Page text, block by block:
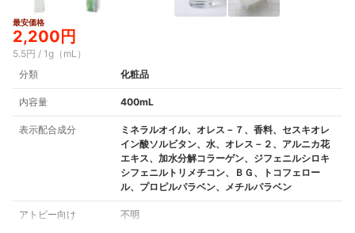
最安価格
2,200円
5.5円 / 1g（mL）
分類
化粧品
内容量 400mL
表示配合成分
ミネラルオイル、オレス－７、香料、セスキオレ
イン酸ソルビタン、水、オレス－２、アルニカ花
エキス、加水分解コラーゲン、ジフェニルシロキ
シフェニルトリメチコン、ＢＧ、トコフェロー
ル、プロピルパラベン、メチルパラベン
アトピー向け 不明